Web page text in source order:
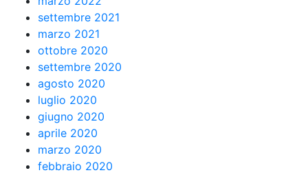
settembre 2021
marzo 2021
ottobre 2020
settembre 2020
agosto 2020
luglio 2020
giugno 2020
aprile 2020
marzo 2020
febbraio 2020